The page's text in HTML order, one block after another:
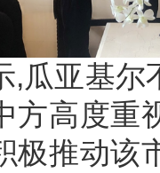
亚基尔
方高度重
极推动该